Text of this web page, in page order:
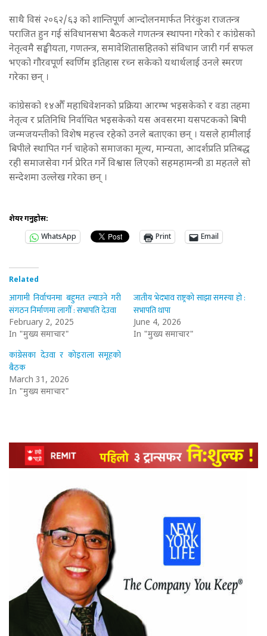
साथै विसं २०६२/६३ को शान्तिपूर्ण आन्दोलनमार्फत निरंकुश राजतन्त्र
पराजित हुन गई संविधानसभा बैठकले गणतन्त्र स्थापना गरेको र कांग्रेसको
नेतृत्वमै सङ्घीयता, गणतन्त्र, समावेशितासहितको संविधान जारी गर्न सफल
भएको गौरवपूर्ण स्वर्णिम इतिहास रच्न सकेको यथार्थलाई उनले स्मरण
गरेका छन् ।
कांग्रेसको १४औँ महाधिवेशनको प्रक्रिया आरम्भ भइसकेको र वडा तहमा
नेतृत्व र प्रतिनिधि निर्वाचित भइसकेको यस अवसरमा यसपटकको बिपी
जन्मजयन्तीको विशेष महत्त्व रहेको उनले बताएका छन् । यसले हामीलाई
बिपीले स्थापित गर्न चाहेको समाजका मूल्य, मान्यता, आदर्शप्रति प्रतिबद्ध
रही समाजसेवा गर्न प्रेरित गर्ने विश्वास लिएको सहमहामन्त्री डा महतले सो
सन्देशमा उल्लेख गरेका छन् ।
शेयर गर्नुहोस:
WhatsApp
Print Email
Related
आगामी निर्वाचनमा बहुमत ल्याउने गरी
संगठन निर्माणमा लागौँ : सभापति देउवा
February 2, 2025
In "मुख्य समाचार"
जातीय भेदभाव राष्ट्रको साझा समस्या हो :
सभापति थापा
June 4, 2026
In "मुख्य समाचार"
कांग्रेसका देउवा र कोइराला समूहको
बैठक
March 31, 2026
In "मुख्य समाचार"